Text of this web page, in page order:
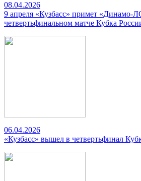
08.04.2026
9 апреля «Кузбасс» примет «Динамо-
четвертьфинальном матче Кубка
06.04.2026
«Кузбасс» вышел в четвертьфинал